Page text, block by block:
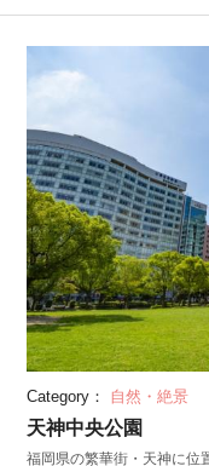
Category： 自然・絶景
天神中央公園
福岡県の繁華街・天神に位